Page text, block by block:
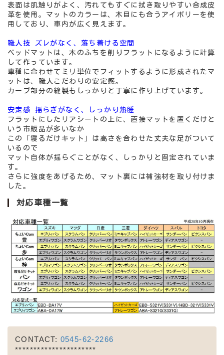
表面は肌触りがよく、汚れてもすぐに拭き取りやすい合成皮
革を使用。マットのカラーは、木目にも合うアイボリーを使
用しており、車内が広く見えます。
職人技 ズレがなく、落ち着ける空間
ベッドマットは、木のふちを削りフラットになるように計算
して作っています。
車種に合わせてミリ単位でフィットするように形成されたマ
ットは、職人こだわりの安定感。
カーブ部分の縫製もしっかりと丁寧に作り上げています。
安定感 揺らぎがなく、しっかり熟睡
フラットにしたリアシートの上に、直接マットを置くだけと
いう市販品が多いなか
この「寝るだけキット」は高さを合わせた丈夫な足がついて
いるので
マット自体が揺らぐことがなく、しっかりと固定されていま
す。
さらに強度をあげるため、マット裏には補強材を取り付けま
した。
対応車種一覧
CONTACT: 0545-62-2266
**********************